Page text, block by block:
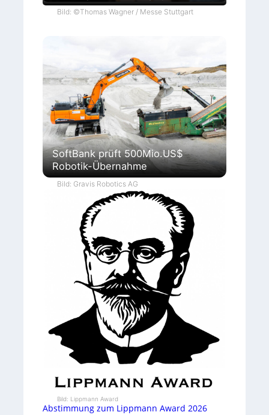
Bild: ©Thomas Wagner / Messe Stuttgart
SoftBank prüft 500Mio.US$
Robotik-Übernahme
Bild: Gravis Robotics AG
Bild: Lippmann Award
Abstimmung zum Lippmann Award 2026